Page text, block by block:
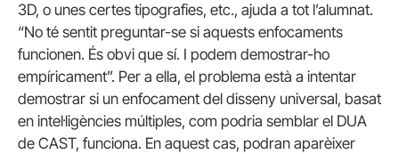
3D, o unes certes tipografies, etc., ajuda a tot l’alumnat.
“No té sentit preguntar-se si aquests enfocaments
funcionen. És obvi que sí. I podem demostrar-ho
empíricament”. Per a ella, el problema està a intentar
demostrar si un enfocament del disseny universal, basat
en intel·ligències múltiples, com podria semblar el DUA
de CAST, funciona. En aquest cas, podran aparèixer